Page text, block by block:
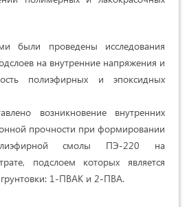
были проведены исследования
на внутренние напряжения и
полиэфирных и эпоксидных
возникновение внутренних
прочности при формировании
смолы ПЭ-220 на
подслоем которых является
1-ПВАК и 2-ПВА.